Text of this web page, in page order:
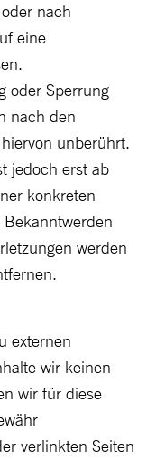
nach
eine
oder Sperrung
nach den
unberührt.
jedoch erst ab
konkreten
werden
externen
wir keinen
wir für diese
verlinkten Seiten